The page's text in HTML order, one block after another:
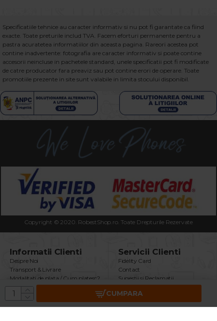
CUMPARA
Specificatiile tehnice au caracter informativ si nu pot fi garantate ca fiind
exacte. Toate preturile includ TVA. Facem eforturi permanente pentru a
pastra acuratetea informatiilor din aceasta pagina. Rareori acestea pot
contine inadvertente: fotografia are caracter informativ si poate contine
accesorii neincluse in pachetele standard, unele specificatii pot fi modificate
de catre producator fara preaviz sau pot contine erori de operare. Toate
promotiile prezente in site sunt valabile in limita stocului disponibil.
Copyright © 2020. RobestShop.ro. Toate Drepturile Rezervate
Informatii Clienti
Despre Noi
Transport & Livrare
Modalitati de plata / Cum platesc?
Termeni & Conditii
Politica Confidentialitate
Securitatea Datelor GDPR
Servicii Clienti
Fidelity Card
Contact
Sugestii si Reclamatii
Intrebari Frecvente
Returnare Produs
Garantie Produse